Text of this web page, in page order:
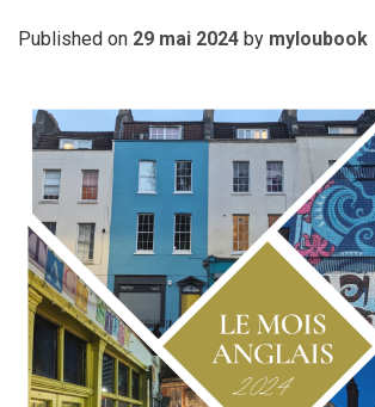
Published on 29 mai 2024 by myloubook